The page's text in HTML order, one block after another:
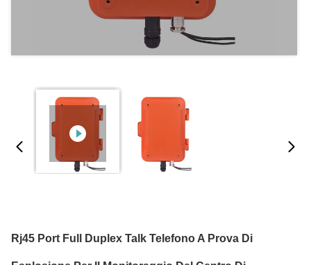
Rj45 Port Full Duplex Talk Telefono A Prova Di